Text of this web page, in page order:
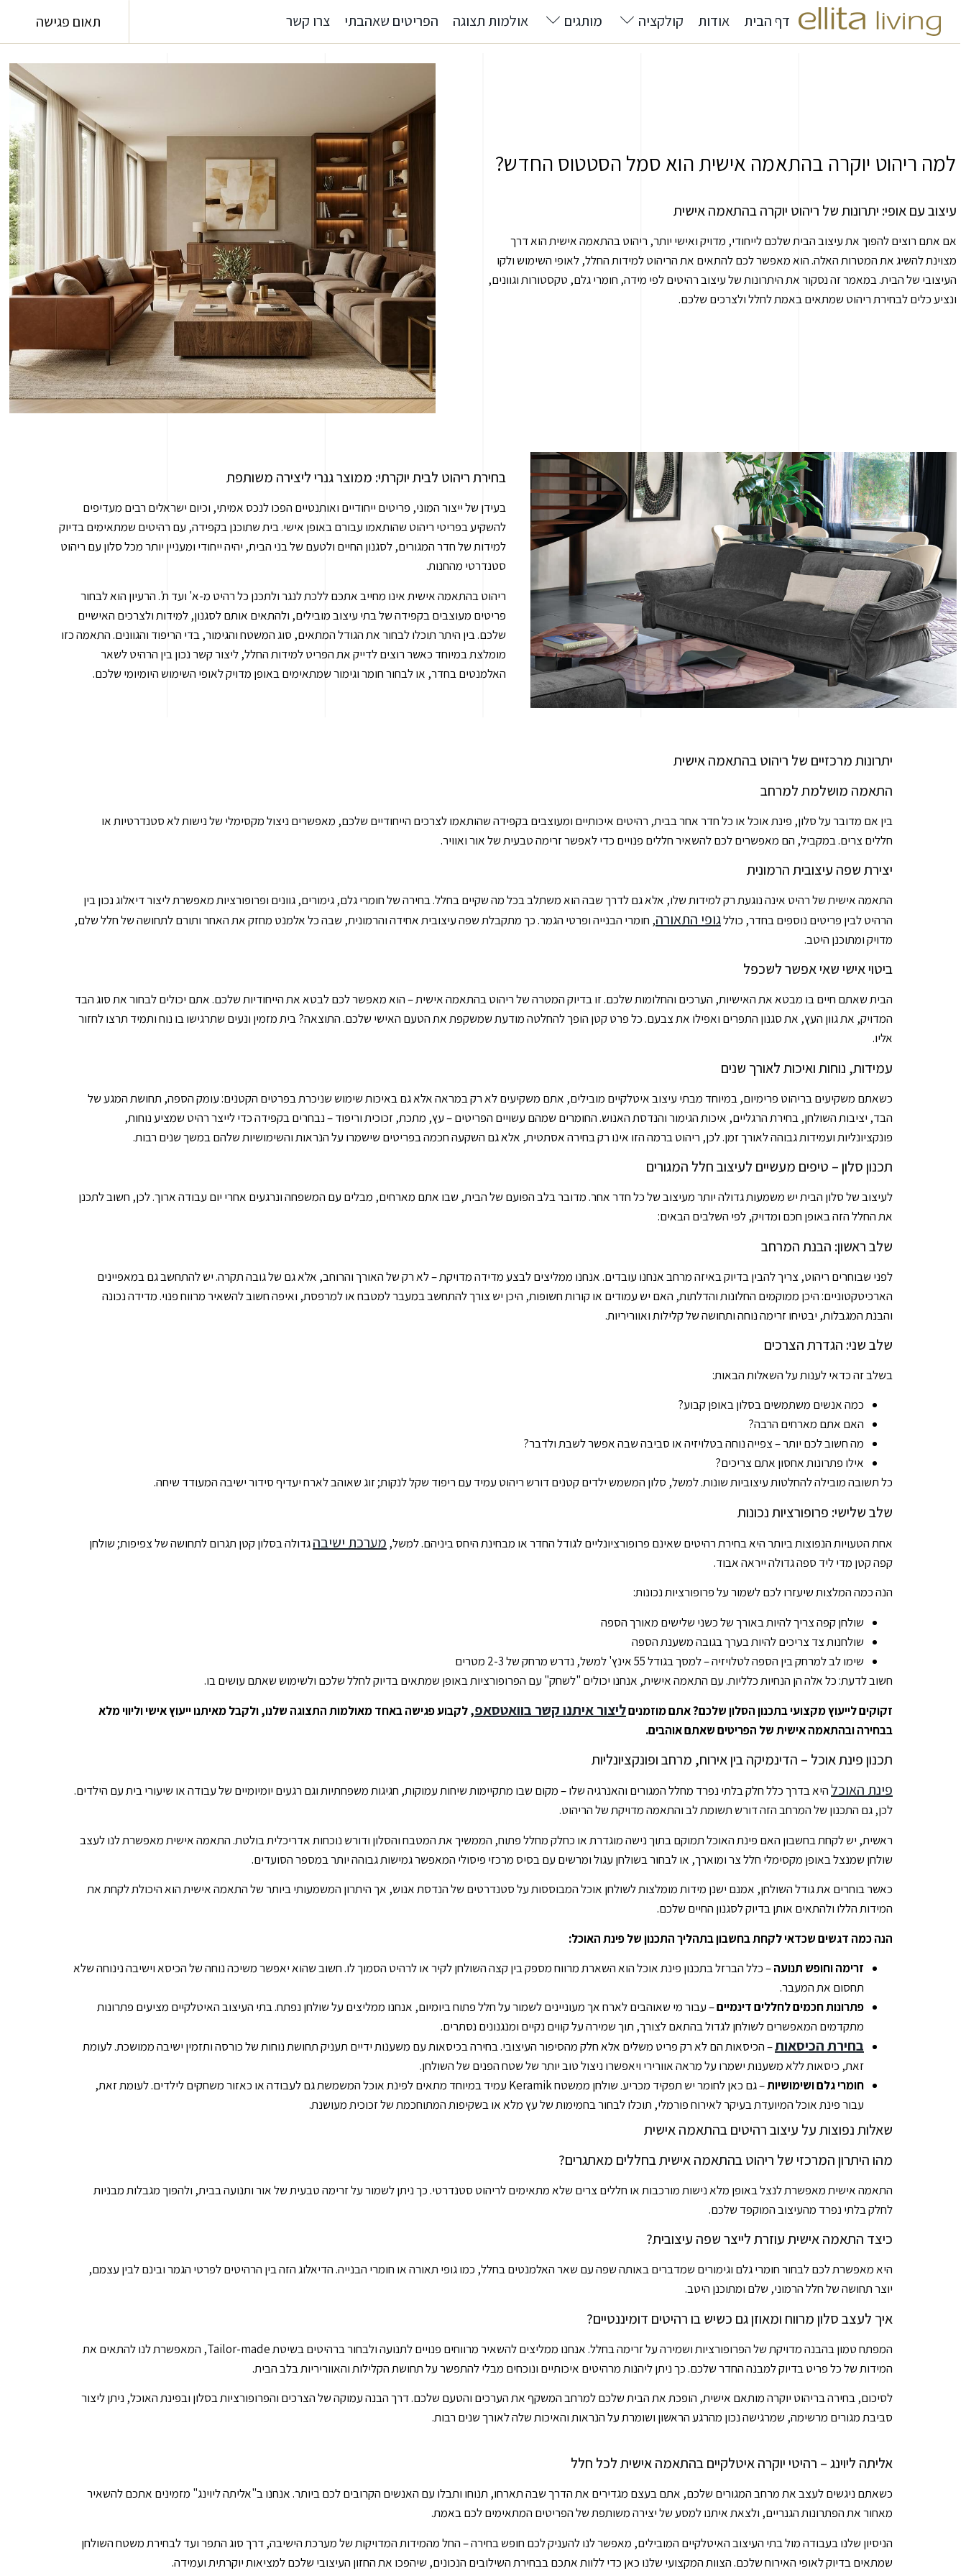
דף הבית אודות קולקציה מותגים אולמות תצוגה הפריטים שאהבתי צרו קשר תאום פגישה
למה ריהוט יוקרה בהתאמה אישית הוא סמל הסטטוס החדש?
עיצוב עם אופי: יתרונות של ריהוט יוקרה בהתאמה אישית
אם אתם רוצים להפוך את עיצוב הבית שלכם לייחודי, מדויק ואישי יותר, ריהוט בהתאמה אישית הוא דרך
מצוינת להשיג את המטרות האלה. הוא מאפשר לכם להתאים את הריהוט למידות החלל, לאופי השימוש ולקו
העיצובי של הבית. במאמר זה נסקור את היתרונות של עיצוב רהיטים לפי מידה, חומרי גלם, טקסטורות וגוונים,
ונציע כלים לבחירת ריהוט שמתאים באמת לחלל ולצרכים שלכם.
בחירת ריהוט לבית יוקרתי: ממוצר גנרי ליצירה משותפת
בעידן של ייצור המוני, פריטים ייחודיים ואותנטיים הפכו לנכס אמיתי, וכיום ישראלים רבים מעדיפים
להשקיע בפריטי ריהוט שהותאמו עבורם באופן אישי. בית שתוכנן בקפידה, עם רהיטים שמתאימים בדיוק
למידות של חדר המגורים, לסגנון החיים ולטעם של בני הבית, יהיה ייחודי ומעניין יותר מכל סלון עם ריהוט
סטנדרטי מהחנות.
ריהוט בהתאמה אישית אינו מחייב אתכם ללכת לנגר ולתכנן כל רהיט מ-א' ועד ת'. הרעיון הוא לבחור
פריטים מעוצבים בקפידה של בתי עיצוב מובילים, ולהתאים אותם לסגנון, למידות ולצרכים האישיים
שלכם. בין היתר תוכלו לבחור את הגודל המתאים, סוג המשטח והגימור, בדי הריפוד והגוונים. התאמה כזו
מומלצת במיוחד כאשר רוצים לדייק את הפריט למידות החלל, ליצור קשר נכון בין הרהיט לשאר
האלמנטים בחדר, או לבחור חומר וגימור שמתאימים באופן מדויק לאופי השימוש היומיומי שלכם.
יתרונות מרכזיים של ריהוט בהתאמה אישית
התאמה מושלמת למרחב
בין אם מדובר על סלון, פינת אוכל או כל חדר אחר בבית, רהיטים איכותיים ומעוצבים בקפידה שהותאמו לצרכים הייחודיים שלכם, מאפשרים ניצול מקסימלי של נישות לא סטנדרטיות או
חללים צרים. במקביל, הם מאפשרים לכם להשאיר חללים פנויים כדי לאפשר זרימה טבעית של אור ואוויר.
יצירת שפה עיצובית הרמונית
התאמה אישית של רהיט אינה נוגעת רק למידות שלו, אלא גם לדרך שבה הוא משתלב בכל מה שקיים בחלל. בחירה של חומרי גלם, גימורים, גוונים ופרופורציות מאפשרת ליצור דיאלוג נכון בין
הרהיט לבין פריטים נוספים בחדר, כוללגופי התאורה, חומרי הבנייה ופרטי הגמר. כך מתקבלת שפה עיצובית אחידה והרמונית, שבה כל אלמנט מחזק את האחר ותורם לתחושה של חלל שלם,
מדויק ומתוכנן היטב.
ביטוי אישי שאי אפשר לשכפל
הבית שאתם חיים בו מבטא את האישיות, הערכים והחלומות שלכם. זו בדיוק המטרה של ריהוט בהתאמה אישית – הוא מאפשר לכם לבטא את הייחודיות שלכם. אתם יכולים לבחור את סוג הבד
המדויק, את גוון העץ, את סגנון התפרים ואפילו את צבעם. כל פרט קטן הופך להחלטה מודעת שמשקפת את הטעם האישי שלכם. התוצאה? בית מזמין ונעים שתרגישו בו נוח ותמיד תרצו לחזור
אליו.
עמידות, נוחות ואיכות לאורך שנים
כשאתם משקיעים בריהוט פרימיום, במיוחד מבתי עיצוב איטלקיים מובילים, אתם משקיעים לא רק במראה אלא גם באיכות שימוש שניכרת בפרטים הקטנים: עומק הספה, תחושת המגע של
הבד, יציבות השולחן, בחירת הרגליים, איכות הגימור והנדסת האנוש. החומרים שמהם עשויים הפריטים – עץ, מתכת, זכוכית וריפוד – נבחרים בקפידה כדי לייצר רהיט שמציע נוחות,
פונקציונליות ועמידות גבוהה לאורך זמן. לכן, ריהוט ברמה הזו אינו רק בחירה אסתטית, אלא גם השקעה חכמה בפריטים שישמרו על הנראות והשימושיות שלהם במשך שנים רבות.
תכנון סלון – טיפים מעשיים לעיצוב חלל המגורים
לעיצוב של סלון הבית יש משמעות גדולה יותר מעיצוב של כל חדר אחר. מדובר בלב הפועם של הבית, שבו אתם מארחים, מבלים עם המשפחה ונרגעים אחרי יום עבודה ארוך. לכן, חשוב לתכנן
את החלל הזה באופן חכם ומדויק, לפי השלבים הבאים:
שלב ראשון: הבנת המרחב
לפני שבוחרים ריהוט, צריך להבין בדיוק באיזה מרחב אנחנו עובדים. אנחנו ממליצים לבצע מדידה מדויקת – לא רק של האורך והרוחב, אלא גם של גובה תקרה. יש להתחשב גם במאפיינים
הארכיטקטוניים: היכן ממוקמים החלונות והדלתות, האם יש עמודים או קורות חשופות, היכן יש צורך להתחשב במעבר למטבח או למרפסת, ואיפה חשוב להשאיר מרווח פנוי. מדידה נכונה
והבנת המגבלות, יבטיחו זרימה נוחה ותחושה של קלילות ואווריריות.
שלב שני: הגדרת הצרכים
בשלב זה כדאי לענות על השאלות הבאות:
כמה אנשים משתמשים בסלון באופן קבוע?
האם אתם מארחים הרבה?
מה חשוב לכם יותר – צפייה נוחה בטלויזיה או סביבה שבה אפשר לשבת ולדבר?
אילו פתרונות אחסון אתם צריכים?
כל תשובה מובילה להחלטות עיצוביות שונות. למשל, סלון המשמש ילדים קטנים דורש ריהוט עמיד עם ריפוד שקל לנקות; זוג שאוהב לארח יעדיף סידור ישיבה המעודד שיחה.
שלב שלישי: פרופורציות נכונות
אחת הטעויות הנפוצות ביותר היא בחירת רהיטים שאינם פרופורציונליים לגודל החדר או מבחינת היחס ביניהם. למשל,מערכת ישיבהגדולה בסלון קטן תגרום לתחושה של צפיפות; שולחן
קפה קטן מדי ליד ספה גדולה ייראה אבוד.
הנה כמה המלצות שיעזרו לכם לשמור על פרופורציות נכונות:
שולחן קפה צריך להיות באורך של כשני שלישים מאורך הספה
שולחנות צד צריכים להיות בערך בגובה משענת הספה
שימו לב למרחק בין הספה לטלויזיה – למסך בגודל 55 אינץ' למשל, נדרש מרחק של 2-3 מטרים
חשוב לדעת: כל אלה הן הנחיות כלליות. עם התאמה אישית, אנחנו יכולים "לשחק" עם הפרופורציות באופן שמתאים בדיוק לחלל שלכם ולשימוש שאתם עושים בו.
זקוקים לייעוץ מקצועי בתכנון הסלון שלכם? אתם מוזמניםליצור איתנו קשר בוואטסאפ, לקבוע פגישה באחד מאולמות התצוגה שלנו, ולקבל מאיתנו ייעוץ אישי וליווי מלא
בבחירה ובהתאמה אישית של הפריטים שאתם אוהבים.
תכנון פינת אוכל – הדינמיקה בין אירוח, מרחב ופונקציונליות
פינת האוכלהיא בדרך כלל חלק בלתי נפרד מחלל המגורים והאנרגיה שלו – מקום שבו מתקיימות שיחות עמוקות, חגיגות משפחתיות וגם רגעים יומיומיים של עבודה או שיעורי בית עם הילדים.
לכן, גם התכנון של המרחב הזה דורש תשומת לב והתאמה מדויקת של הריהוט.
ראשית, יש לקחת בחשבון האם פינת האוכל תמוקם בתוך נישה מוגדרת או כחלק מחלל פתוח, הממשיך את המטבח והסלון ודורש נוכחות אדריכלית בולטת. התאמה אישית מאפשרת לנו לעצב
שולחן שמנצל באופן מקסימלי חלל צר ומוארך, או לבחור בשולחן עגול ומרשים עם בסיס מרכזי פיסולי המאפשר גמישות גבוהה יותר במספר הסועדים.
כאשר בוחרים את גודל השולחן, אמנם ישנן מידות מומלצות לשולחן אוכל המבוססות על סטנדרטים של הנדסת אנוש, אך היתרון המשמעותי ביותר של התאמה אישית הוא היכולת לקחת את
המידות הללו ולהתאים אותן בדיוק לסגנון החיים שלכם.
הנה כמה דגשים שכדאי לקחת בחשבון בתהליך התכנון של פינת האוכל:
זרימה וחופש תנועה– כלל הברזל בתכנון פינת אוכל הוא השארת מרווח מספק בין קצה השולחן לקיר או לרהיט הסמוך לו. חשוב שהוא יאפשר משיכה נוחה של הכיסא וישיבה נינוחה שלא
תחסום את המעבר.
פתרונות חכמים לחללים דינמיים– עבור מי שאוהבים לארח אך מעוניינים לשמור על חלל פתוח ביומיום, אנחנו ממליצים על שולחן נפתח. בתי העיצוב האיטלקיים מציעים פתרונות
מתקדמים המאפשרים לשולחן לגדול בהתאם לצורך, תוך שמירה על קווים נקיים ומנגנונים נסתרים.
בחירת הכיסאות– הכיסאות הם לא רק פריט משלים אלא חלק מהסיפור העיצובי. בחירה בכיסאות עם משענות ידיים תעניק תחושת נוחות של כורסה ותזמין ישיבה ממושכת. לעומת
זאת, כיסאות ללא משענות ישמרו על מראה אוורירי ויאפשרו ניצול טוב יותר של שטח הפנים של השולחן.
חומרי גלם ושימושיות
– גם כאן לחומר יש תפקיד מכריע. שולחן ממשטח Keramik עמיד במיוחד מתאים לפינת אוכל המשמשת גם לעבודה או כאזור משחקים לילדים. לעומת זאת,
עבור פינת אוכל המיועדת בעיקר לאירוח פורמלי, תוכלו לבחור בחמימות של עץ מלא או בשקיפות המתוחכמת של זכוכית מעושנת.
שאלות נפוצות על עיצוב רהיטים בהתאמה אישית
מהו היתרון המרכזי של ריהוט בהתאמה אישית בחללים מאתגרים?
התאמה אישית מאפשרת לנצל באופן מלא נישות מורכבות או חללים צרים שלא מתאימים לריהוט סטנדרטי. כך ניתן לשמור על זרימה טבעית של אור ותנועה בבית, ולהפוך מגבלות מבניות
לחלק בלתי נפרד מהעיצוב המוקפד שלכם.
כיצד התאמה אישית עוזרת לייצר שפה עיצובית?
היא מאפשרת לכם לבחור חומרי גלם וגימורים שמדברים באותה שפה עם שאר האלמנטים בחלל, כמו גופי תאורה או חומרי הבנייה. הדיאלוג הזה בין הרהיטים לפרטי הגמר ובינם לבין עצמם,
יוצר תחושה של חלל הרמוני, שלם ומתוכנן היטב.
איך לעצב סלון מרווח ומאוזן גם כשיש בו רהיטים דומיננטיים?
המפתח טמון בהבנה מדויקת של הפרופורציות ושמירה על זרימה בחלל. אנחנו ממליצים להשאיר מרווחים פנויים לתנועה ולבחור ברהיטים בשיטת Tailor-made, המאפשרת לנו להתאים את
המידות של כל פריט בדיוק למבנה החדר שלכם. כך ניתן ליהנות מרהיטים איכותיים ונוכחים מבלי להתפשר על תחושת הקלילות והאווריריות בלב הבית.
לסיכום, בחירה בריהוט יוקרה מותאם אישית, הופכת את הבית שלכם למרחב המשקף את הערכים והטעם שלכם. דרך הבנה עמוקה של הצרכים והפרופורציות בסלון ובפינת האוכל, ניתן ליצור
סביבת מגורים מרשימה, שמרגישה נכון מהרגע הראשון ושומרת על הנראות והאיכות שלה לאורך שנים רבות.
אליתה ליוינג – רהיטי יוקרה איטלקיים בהתאמה אישית לכל חלל
כשאתם ניגשים לעצב את מרחב המגורים שלכם, אתם בעצם מגדירים את הדרך שבה תארחו, תנוחו ותבלו עם האנשים הקרובים לכם ביותר. אנחנו ב"אליתה ליוינג" מזמינים אתכם להשאיר
מאחור את הפתרונות הגנריים, ולצאת איתנו למסע של יצירה משותפת של הפריטים המתאימים לכם באמת.
הניסיון שלנו בעבודה מול בתי העיצוב האיטלקיים המובילים, מאפשר לנו להעניק לכם חופש בחירה – החל מהמידות המדויקות של מערכת הישיבה, דרך סוג התפר ועד לבחירת משטח השולחן
שמתאים בדיוק לאופי האירוח שלכם. הצוות המקצועי שלנו כאן כדי ללוות אתכם בבחירת השילובים הנכונים, שיהפכו את החזון העיצובי שלכם למציאות יוקרתית ועמידה.